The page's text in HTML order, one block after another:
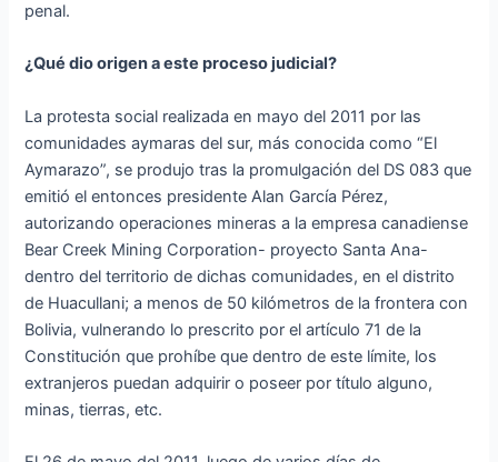
penal.
¿Qué dio origen a este proceso judicial?
La protesta social realizada en mayo del 2011 por las
comunidades aymaras del sur, más conocida como “El
Aymarazo”, se produjo tras la promulgación del DS 083 que
emitió el entonces presidente Alan García Pérez,
autorizando operaciones mineras a la empresa canadiense
Bear Creek Mining Corporation- proyecto Santa Ana-
dentro del territorio de dichas comunidades, en el distrito
de Huacullani; a menos de 50 kilómetros de la frontera con
Bolivia, vulnerando lo prescrito por el artículo 71 de la
Constitución que prohíbe que dentro de este límite, los
extranjeros puedan adquirir o poseer por título alguno,
minas, tierras, etc.